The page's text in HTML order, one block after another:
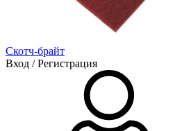
Скотч-брайт
Вход / Регистрация